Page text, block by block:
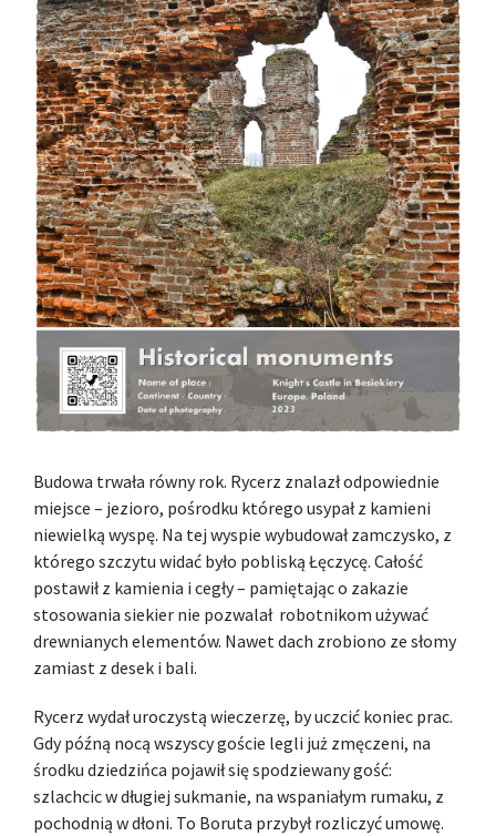
Budowa trwała równy rok. Rycerz znalazł odpowiednie
miejsce – jezioro, pośrodku którego usypał z kamieni
niewielką wyspę. Na tej wyspie wybudował zamczysko, z
którego szczytu widać było pobliską Łęczycę. Całość
postawił z kamienia i cegły – pamiętając o zakazie
stosowania siekier nie pozwalał robotnikom używać
drewnianych elementów. Nawet dach zrobiono ze słomy
zamiast z desek i bali.
Rycerz wydał uroczystą wieczerzę, by uczcić koniec prac.
Gdy późną nocą wszyscy goście legli już zmęczeni, na
środku dziedzińca pojawił się spodziewany gość:
szlachcic w długiej sukmanie, na wspaniałym rumaku, z
pochodnią w dłoni. To Boruta przybył rozliczyć umowę.